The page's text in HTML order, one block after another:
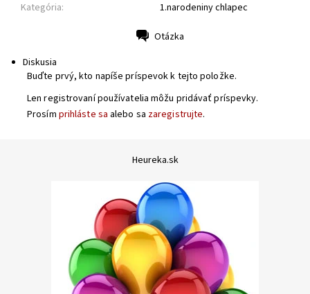
Kategória: 1.narodeniny chlapec
Otázka
Diskusia
Buďte prvý, kto napíše príspevok k tejto položke.
Len registrovaní používatelia môžu pridávať príspevky.
Prosím prihláste sa alebo sa zaregistrujte.
Heureka.sk